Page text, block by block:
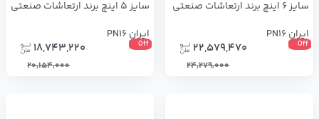
سایز 6 اینچ برند ارتعاشات صنعتی
ایران PN16
Off
22,579,470
24,279,000
سایز 5 اینچ برند ارتعاشات صنعتی
ایران PN16
Off
18,743,220
20,154,000